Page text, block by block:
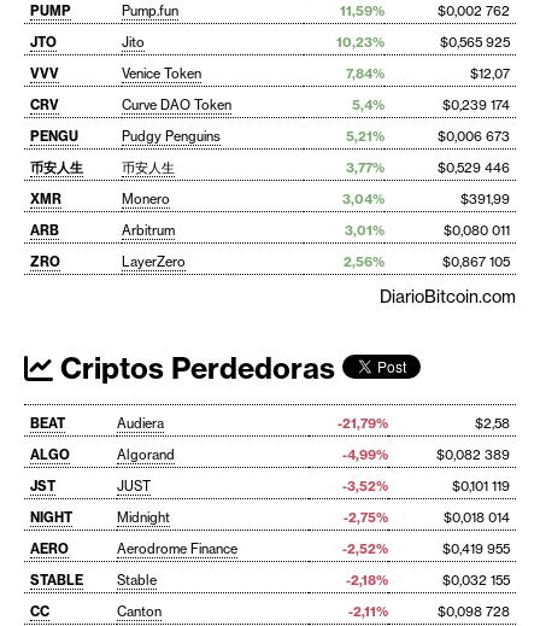
PUMP
Pump.fun 11,59%
$0,002 762
JTO
Jito 10,23%
$0,565 925
VVV
Venice Token 7,84%
$12,07
CRV
Curve DAO Token 5,4%
$0,239 174
PENGU
Pudgy Penguins 5,21%
$0,006 673
币安人生
币安人生 3,77%
$0,529 446
XMR
Monero 3,04%
$391,99
ARB
Arbitrum 3,01%
$0,080 011
ZRO
LayerZero 2,56% $0,867 105
DiarioBitcoin.com
Criptos Perdedoras
BEAT Audiera -21,79%
$2,58
ALGO
Algorand -4,99%
$0,082 389
JST
JUST -3,52%
$0,101 119
NIGHT
Midnight -2,75%
$0,018 014
AERO
Aerodrome Finance -2,52%
$0,419 955
STABLE
Stable -2,18%
$0,032 155
CC
Canton -2,11%
$0,098 728